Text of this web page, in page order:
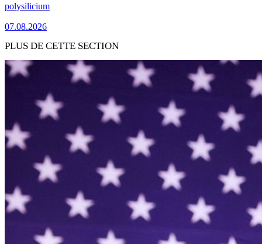
polysilicium
07.08.2026
PLUS DE CETTE SECTION